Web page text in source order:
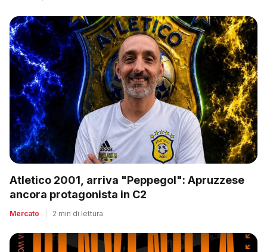
Atletico 2001, arriva "Peppegol": Apruzzese
ancora protagonista in C2
Mercato 2 min di lettura